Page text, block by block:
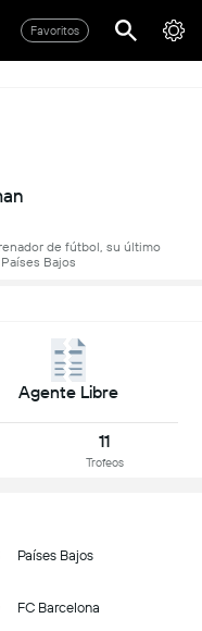
Favoritos
de fútbol, su último
Bajos
Agente Libre
11
Trofeos
Países Bajos
FC Barcelona